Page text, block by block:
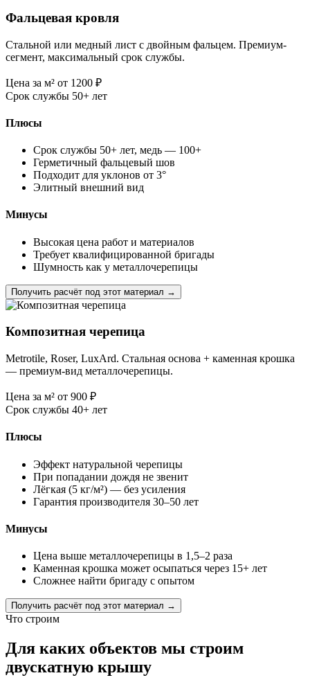
Фальцевая кровля
Стальной или медный лист с двойным фальцем. Премиум-
сегмент, максимальный срок службы.
Цена за м² от 1200 ₽
Срок службы 50+ лет
Плюсы
Срок службы 50+ лет, медь — 100+
Герметичный фальцевый шов
Подходит для уклонов от 3°
Элитный внешний вид
Минусы
Высокая цена работ и материалов
Требует квалифицированной бригады
Шумность как у металлочерепицы
Получить расчёт под этот материал →
Композитная черепица
Metrotile, Roser, LuxArd. Стальная основа + каменная крошка
— премиум-вид металлочерепицы.
Цена за м² от 900 ₽
Срок службы 40+ лет
Плюсы
Эффект натуральной черепицы
При попадании дождя не звенит
Лёгкая (5 кг/м²) — без усиления
Гарантия производителя 30–50 лет
Минусы
Цена выше металлочерепицы в 1,5–2 раза
Каменная крошка может осыпаться через 15+ лет
Сложнее найти бригаду с опытом
Получить расчёт под этот материал →
Что строим
Для каких объектов мы строим
двускатную крышу